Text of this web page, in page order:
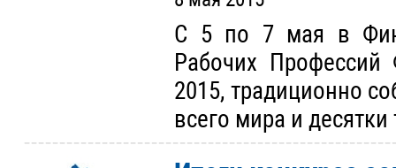
С 5 по 7 мая в
Рабочих
2015, традиционно
всего мира и